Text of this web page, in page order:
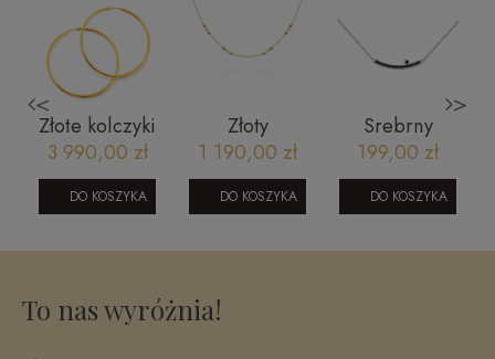
<
Złote kolczyki
koła szarniry
70 mm
3 990,00 zł
DO KOSZYKA
Złoty
naszyjnik
191020235A
1 190,00 zł
DO KOSZYKA
Srebrny
naszyjnik
1024
199,00 zł
DO KOSZYKA
>
To nas wyróżnia!